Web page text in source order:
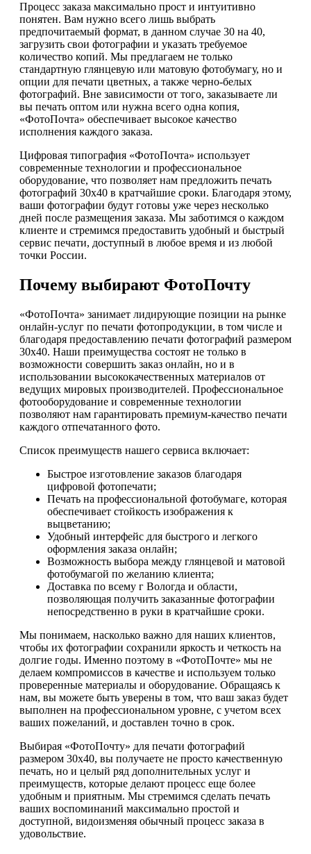
Процесс заказа максимально прост и интуитивно
понятен. Вам нужно всего лишь выбрать
предпочитаемый формат, в данном случае 30 на 40,
загрузить свои фотографии и указать требуемое
количество копий. Мы предлагаем не только
стандартную глянцевую или матовую фотобумагу, но и
опции для печати цветных, а также черно-белых
фотографий. Вне зависимости от того, заказываете ли
вы печать оптом или нужна всего одна копия,
«ФотоПочта» обеспечивает высокое качество
исполнения каждого заказа.
Цифровая типография «ФотоПочта» использует
современные технологии и профессиональное
оборудование, что позволяет нам предложить печать
фотографий 30х40 в кратчайшие сроки. Благодаря этому,
ваши фотографии будут готовы уже через несколько
дней после размещения заказа. Мы заботимся о каждом
клиенте и стремимся предоставить удобный и быстрый
сервис печати, доступный в любое время и из любой
точки России.
Почему выбирают ФотоПочту
«ФотоПочта» занимает лидирующие позиции на рынке
онлайн-услуг по печати фотопродукции, в том числе и
благодаря предоставлению печати фотографий размером
30х40. Наши преимущества состоят не только в
возможности совершить заказ онлайн, но и в
использовании высококачественных материалов от
ведущих мировых производителей. Профессиональное
фотооборудование и современные технологии
позволяют нам гарантировать премиум-качество печати
каждого отпечатанного фото.
Список преимуществ нашего сервиса включает:
Быстрое изготовление заказов благодаря
цифровой фотопечати;
Печать на профессиональной фотобумаге, которая
обеспечивает стойкость изображения к
выцветанию;
Удобный интерфейс для быстрого и легкого
оформления заказа онлайн;
Возможность выбора между глянцевой и матовой
фотобумагой по желанию клиента;
Доставка по всему г Вологда и области,
позволяющая получить заказанные фотографии
непосредственно в руки в кратчайшие сроки.
Мы понимаем, насколько важно для наших клиентов,
чтобы их фотографии сохранили яркость и четкость на
долгие годы. Именно поэтому в «ФотоПочте» мы не
делаем компромиссов в качестве и используем только
проверенные материалы и оборудование. Обращаясь к
нам, вы можете быть уверены в том, что ваш заказ будет
выполнен на профессиональном уровне, с учетом всех
ваших пожеланий, и доставлен точно в срок.
Выбирая «ФотоПочту» для печати фотографий
размером 30х40, вы получаете не просто качественную
печать, но и целый ряд дополнительных услуг и
преимуществ, которые делают процесс еще более
удобным и приятным. Мы стремимся сделать печать
ваших воспоминаний максимально простой и
доступной, видоизменяя обычный процесс заказа в
удовольствие.